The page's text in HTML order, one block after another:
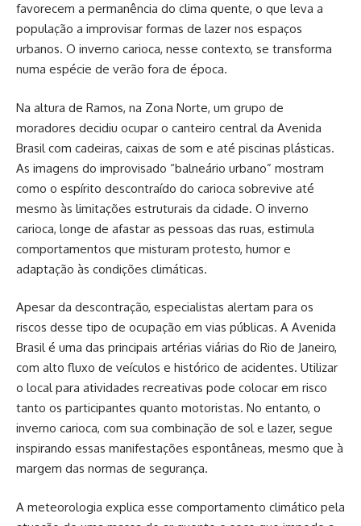
favorecem a permanência do clima quente, o que leva a
população a improvisar formas de lazer nos espaços
urbanos. O inverno carioca, nesse contexto, se transforma
numa espécie de verão fora de época.
Na altura de Ramos, na Zona Norte, um grupo de
moradores decidiu ocupar o canteiro central da Avenida
Brasil com cadeiras, caixas de som e até piscinas plásticas.
As imagens do improvisado “balneário urbano” mostram
como o espírito descontraído do carioca sobrevive até
mesmo às limitações estruturais da cidade. O inverno
carioca, longe de afastar as pessoas das ruas, estimula
comportamentos que misturam protesto, humor e
adaptação às condições climáticas.
Apesar da descontração, especialistas alertam para os
riscos desse tipo de ocupação em vias públicas. A Avenida
Brasil é uma das principais artérias viárias do Rio de Janeiro,
com alto fluxo de veículos e histórico de acidentes. Utilizar
o local para atividades recreativas pode colocar em risco
tanto os participantes quanto motoristas. No entanto, o
inverno carioca, com sua combinação de sol e lazer, segue
inspirando essas manifestações espontâneas, mesmo que à
margem das normas de segurança.
A meteorologia explica esse comportamento climático pela